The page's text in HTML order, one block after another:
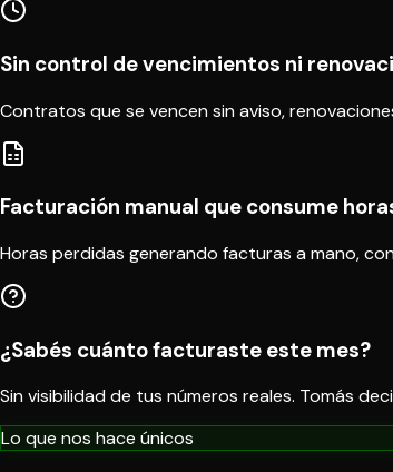
Sin control de vencimientos ni
Contratos que se vencen sin aviso,
Facturación manual que consume
Horas perdidas generando facturas a mano,
¿Sabés cuánto facturaste este mes?
Sin visibilidad de tus números reales. Tomás
Lo que nos hace únicos